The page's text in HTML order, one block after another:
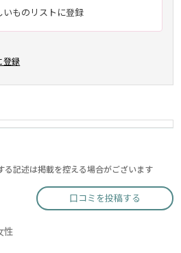
いものリストに登録
登録
記述は掲載を控える場合がございます
口コミを投稿する
性